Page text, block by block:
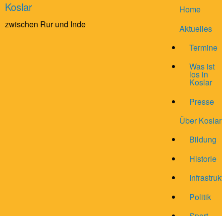
Koslar
zwischen Rur und Inde
Home
Aktuelles
Termine
Was ist
los in
Koslar
Presse
Über Koslar
Bildung
Historie
Politik